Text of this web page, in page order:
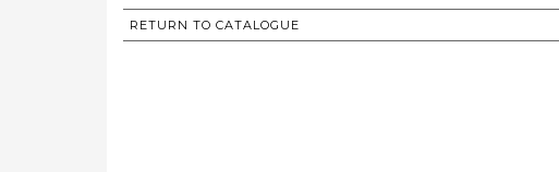
RETURN TO CATALOGUE